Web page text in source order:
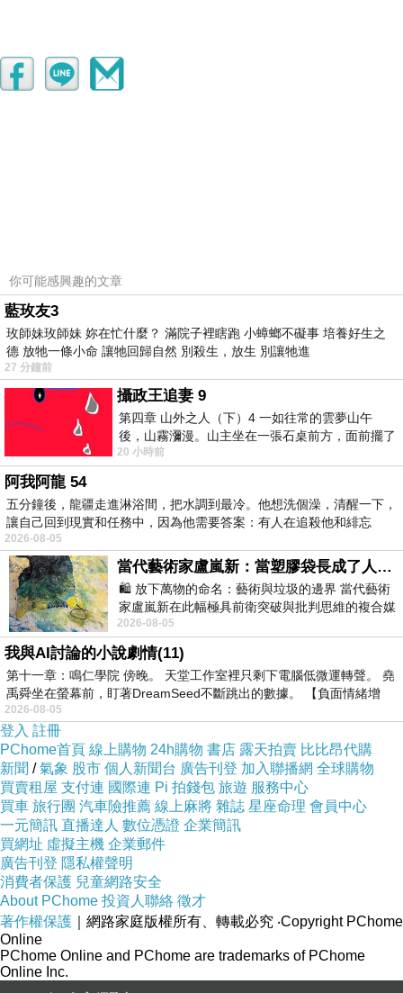
甜美女孩條紋系列，後蝴蝶結綁帶拼接拉鍊上衣
你可能感興趣的文章
藍玫友3
玫師妹玫師妹 妳在忙什麼？ 滿院子裡瞎跑 小蟑螂不礙事 培養好生之
德 放牠一條小命 讓牠回歸自然 別殺生，放生 別讓牠進
27 分鐘前
攝政王追妻 9
第四章 山外之人（下）4 一如往常的雲夢山午
後，山霧瀰漫。山主坐在一張石桌前方，面前擺了
一盤未下完的棋盤，還有一壺茶與兩只冒
20 小時前
阿我阿龍 54
五分鐘後，龍疆走進淋浴間，把水調到最冷。他想洗個澡，清醒一下，
讓自己回到現實和任務中，因為他需要答案：有人在追殺他和緋忘
2026-08-05
當代藝術家盧嵐新：當塑膠袋長成了人的模樣，我們的目光是否學會了放下偏見？
🛍️ 放下萬物的命名：藝術與垃圾的邊界 當代藝術
家盧嵐新在此幅極具前衛突破與批判思維的複合媒
材新作中，直接將被大眾定義為廢棄物
2026-08-05
我與AI討論的小說劇情(11)
第十一章：鳴仁學院 傍晚。 天堂工作室裡只剩下電腦低微運轉聲。 堯
禹舜坐在螢幕前，盯著DreamSeed不斷跳出的數據。 【負面情緒增
2026-08-05
登入 註冊
PChome首頁 線上購物 24h購物 書店 露天拍賣 比比昂代購
新聞 /氣象 股市 個人新聞台 廣告刊登 加入聯播網 全球購物
買賣租屋 支付連 國際連 Pi 拍錢包 旅遊 服務中心
買車 旅行團 汽車險推薦 線上麻將 雜誌 星座命理 會員中心
一元簡訊 直播達人 數位憑證 企業簡訊
買網址 虛擬主機 企業郵件
廣告刊登 隱私權聲明
消費者保護 兒童網路安全
About PChome 投資人聯絡 徵才
著作權保護 ｜網路家庭版權所有、轉載必究 ‧Copyright PChome
Online
PChome Online and PChome are trademarks of PChome
Online Inc.